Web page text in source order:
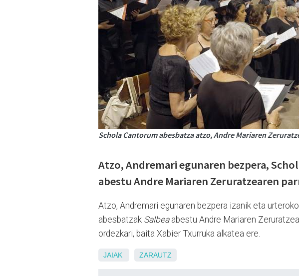
Schola Cantorum abesbatza atzo, Andre Mariaren
Atzo, Andremari egunaren bezpera,
abestu Andre Mariaren Zeruratzearen
Atzo, Andremari egunaren bezpera izanik eta
abesbatzak Salbeaabestu Andre Mariaren
ordezkari, baita Xabier Txurruka alkatea ere.
JAIAK ZARAUTZ